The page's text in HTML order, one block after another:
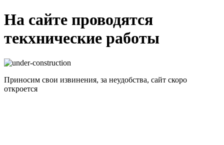
На сайте проводятся
текхнические работы
Приносим свои извинения, за неудобства, сайт скоро
откроется